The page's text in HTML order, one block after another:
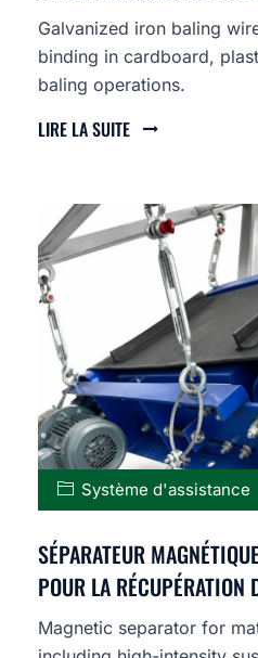
Galvanized iron baling
binding in cardboard,
baling operations.
LIRE LA SUITE
Système d'assistance
SÉPARATEUR
POUR LA RÉCUPÉRATION
Magnetic separator for